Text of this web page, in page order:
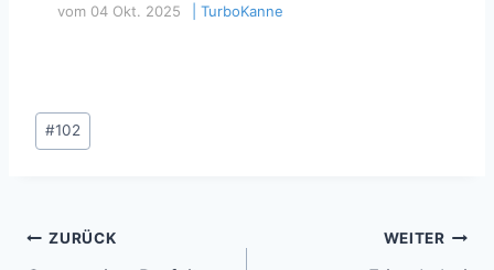
vom 04 Okt. 2025 TurboKanne
Schlagworte:
#102
Beitragsnavigation
ZURÜCK WEITER